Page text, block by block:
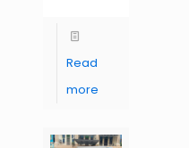
Read
more